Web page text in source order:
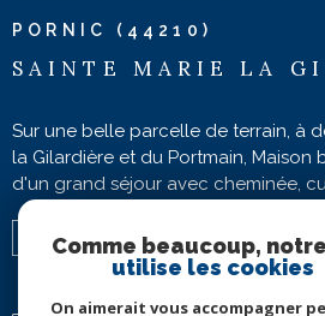
PORNIC (44210)
SAINTE MARIE LA
Sur une belle parcelle de terrain, à
la Gilardière et du Portmain, Maison
d'un grand séjour avec cheminée,
salle de bains, wc, cabinet de
Sud. Pas de vis à vis. Cadre paisible.
rénovation. Emplacement de choix.
4
Comme beaucoup,
utilise les cookies
On aimerait vous accompagner